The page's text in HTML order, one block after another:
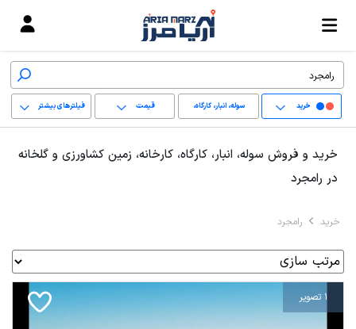
خرید سوله، انبار، کارگاه،
کارخانه، زمین کشاورزی
و گلخانه
قیمت فیلترهای بیشتر
+
خرید و فروش سوله، انبار، کارگاه، کارخانه، زمین کشاورزی و گلخانه
در رامجرد
خرید رامجرد
1 تصویر